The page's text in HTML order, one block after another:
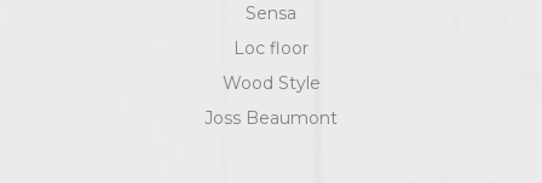
Sensa
Loc floor
Wood Style
Joss Beaumont